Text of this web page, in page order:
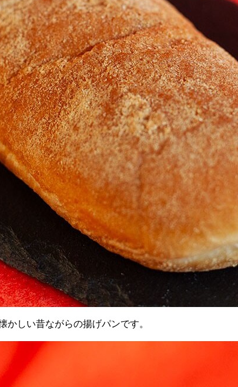
しい昔ながらの揚げパンです。